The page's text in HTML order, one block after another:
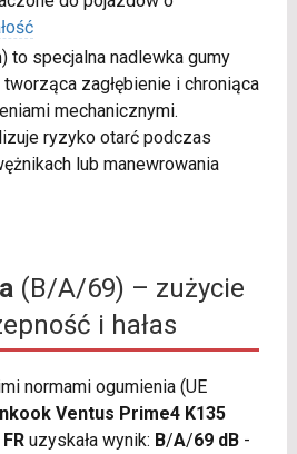
to specjalna nadlewka gumy
zagłębienie i chroniąca
mechanicznymi.
ryzyko otarć podczas
lub manewrowania
(B/A/69) – zużycie
i hałas
normami ogumienia (UE
Ventus Prime4 K135
uzyskała wynik: B/A/69 dB-